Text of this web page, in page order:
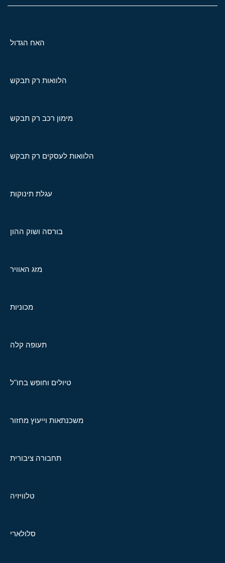
האח הגדול
הלוואות רק תבקש
מימון רכב רק תבקש
הלוואות לעסקים רק תבקש
עגלת תינוקות
בורסה ושוק ההון
מזג האוויר
מכוניות
תעופה קלה
טיולים וחופש בחו"ל
משכנתאות וייעוץ מחזור
תחבורה ציבורית
טלוויזיה
סלולארי